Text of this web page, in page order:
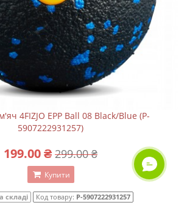
4FIZJO EPP Ball 08 Black/Blue (P-
5907222931257)
199.00 ₴ 299.00 ₴
Купити
складі Код товару: P-5907222931257
ОНЛАЙН ЧАТ